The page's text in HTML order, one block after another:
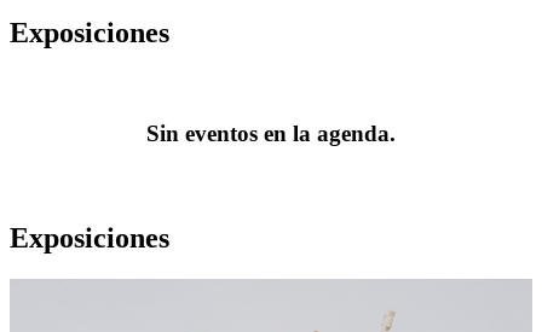
Exposiciones
Sin eventos en la agenda.
Exposiciones